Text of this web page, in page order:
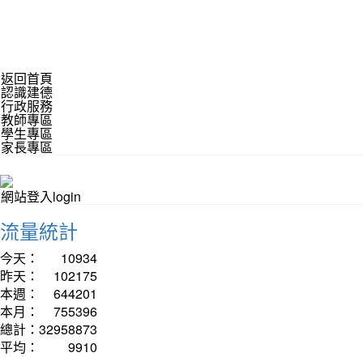
返回首頁
認識建德
行政服務
教師專區
學生專區
家長專區
網站登入login
流量統計
今天：
10934
昨天：
102175
本週：
644201
本月：
755396
總計： 32958873
平均：
9910